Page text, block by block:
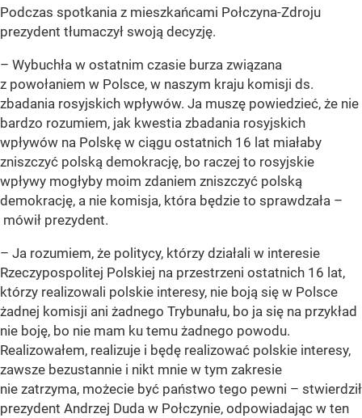
Podczas spotkania z mieszkańcami Połczyna-Zdroju
prezydent tłumaczył swoją decyzję.
– Wybuchła w ostatnim czasie burza związana
z powołaniem w Polsce, w naszym kraju komisji ds.
zbadania rosyjskich wpływów. Ja muszę powiedzieć, że nie
bardzo rozumiem, jak kwestia zbadania rosyjskich
wpływów na Polskę w ciągu ostatnich 16 lat miałaby
zniszczyć polską demokrację, bo raczej to rosyjskie
wpływy mogłyby moim zdaniem zniszczyć polską
demokrację, a nie komisja, która będzie to sprawdzała –
mówił prezydent.
– Ja rozumiem, że politycy, którzy działali w interesie
Rzeczypospolitej Polskiej na przestrzeni ostatnich 16 lat,
którzy realizowali polskie interesy, nie boją się w Polsce
żadnej komisji ani żadnego Trybunału, bo ja się na przykład
nie boję, bo nie mam ku temu żadnego powodu.
Realizowałem, realizuje i będę realizować polskie interesy,
zawsze bezustannie i nikt mnie w tym zakresie
nie zatrzyma, możecie być państwo tego pewni – stwierdził
prezydent Andrzej Duda w Połczynie, odpowiadając w ten